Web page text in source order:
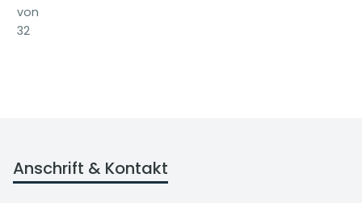
von
32
Anschrift & Kontakt